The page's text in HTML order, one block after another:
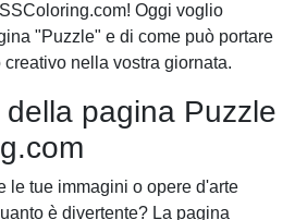
Oggi voglio
"Puzzle" e di come può portare
nella vostra giornata.
pagina Puzzle
le tue immagini o opere d'arte
è divertente? La pagina